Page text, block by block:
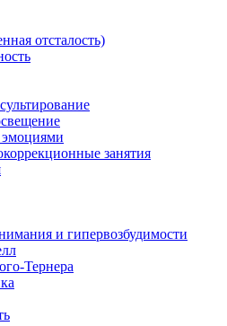
отсталость)
эмоциями
занятия
и гипервозбудимости
Тернера